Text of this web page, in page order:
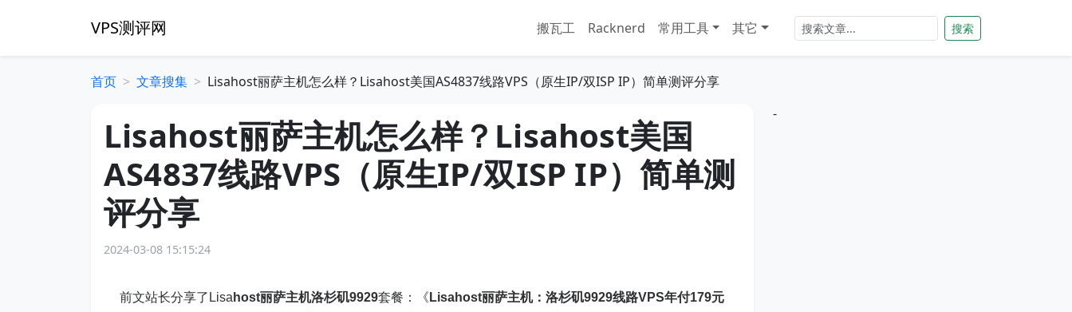
VPS测评网 搬瓦工 Racknerd 常用工具 其它 搜索
首页 文章搜集 Lisahost丽萨主机怎么样？Lisahost美国AS4837线路VPS（原生IP/双ISP IP）简单测评分享
Lisahost丽萨主机怎么样？Lisahost美国
AS4837线路VPS（原生IP/双ISP IP）简单测
评分享
2024-03-08 15:15:24
前文站长分享了Lisa host丽萨主机洛杉矶9929套餐：《 Lisahost丽萨主机：洛杉矶9929线路VPS年付179元
-